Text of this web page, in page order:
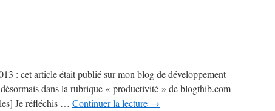
: cet article était publié sur mon blog de développement
dans la rubrique « productivité » de blogthib.com –
Je réfléchis … Continuer la lecture →